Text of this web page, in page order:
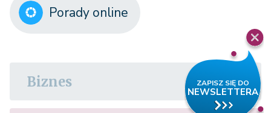
Porady online
Biznes